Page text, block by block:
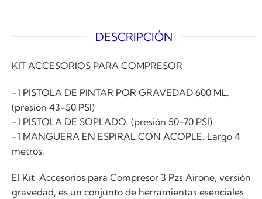
DESCRIPCIÓN
KIT ACCESORIOS PARA COMPRESOR
-1 PISTOLA DE PINTAR POR GRAVEDAD 600 ML.
(presión 43-50 PSI)
-1 PISTOLA DE SOPLADO. (presión 50-70 PSI)
-1 MANGUERA EN ESPIRAL CON ACOPLE. Largo 4
metros.
El Kit Accesorios para Compresor 3 Pzs Airone, versión
gravedad, es un conjunto de herramientas esenciales